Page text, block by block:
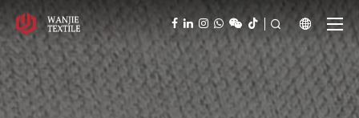
  